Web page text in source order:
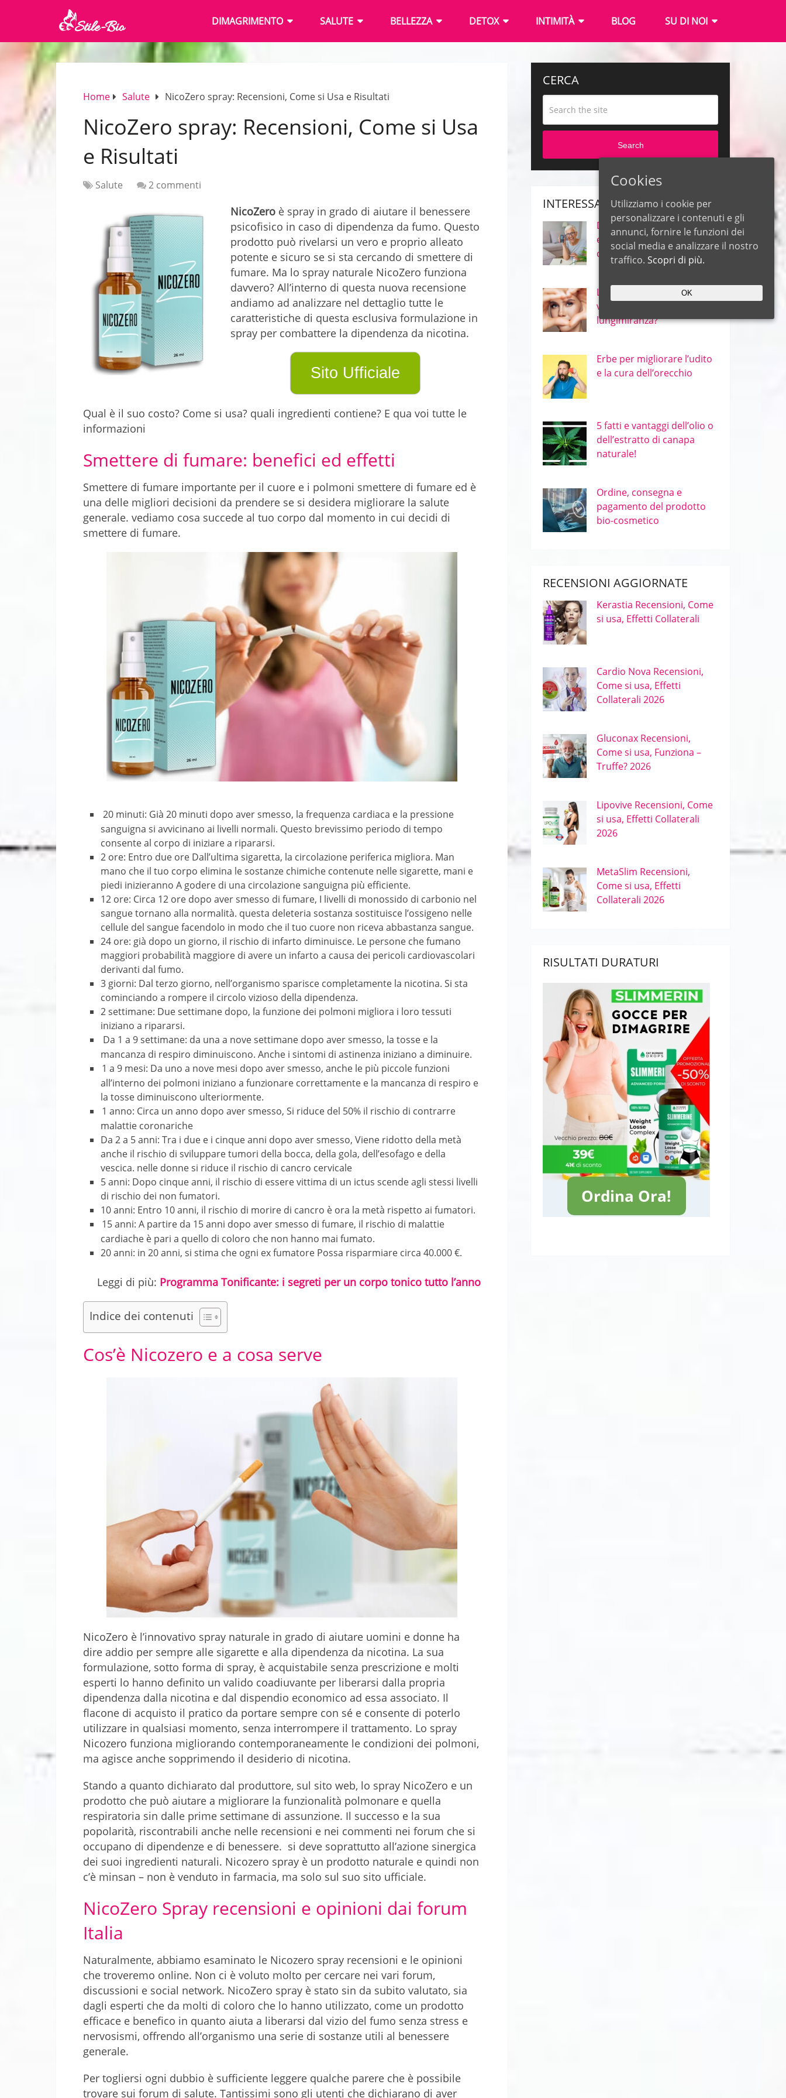
DIMAGRIMENTO SALUTE BELLEZZA DETOX INTIMITÀ BLOG SU DI NOI
Home Salute NicoZero spray: Recensioni, Come si Usa e Risultati
NicoZero spray: Recensioni, Come si Usa
e Risultati
Salute 2 commenti
NicoZeroè spray in grado di aiutare il benessere
psicofisico in caso di dipendenza da fumo. Questo
prodotto può rivelarsi un vero e proprio alleato
potente e sicuro se si sta cercando di smettere di
fumare. Ma lo spray naturale NicoZero funziona
davvero? All’interno di questa nuova recensione
andiamo ad analizzare nel dettaglio tutte le
caratteristiche di questa esclusiva formulazione in
spray per combattere la dipendenza da nicotina.
Sito Ufficiale
Qual è il suo costo? Come si usa? quali ingredienti contiene? E qua voi tutte le
informazioni
Smettere di fumare: benefici ed effetti
Smettere di fumare importante per il cuore e i polmoni smettere di fumare ed è
una delle migliori decisioni da prendere se si desidera migliorare la salute
generale. vediamo cosa succede al tuo corpo dal momento in cui decidi di
smettere di fumare.
20 minuti: Già 20 minuti dopo aver smesso, la frequenza cardiaca e la pressione
sanguigna si avvicinano ai livelli normali. Questo brevissimo periodo di tempo
consente al corpo di iniziare a ripararsi.
2 ore: Entro due ore Dall’ultima sigaretta, la circolazione periferica migliora. Man
mano che il tuo corpo elimina le sostanze chimiche contenute nelle sigarette, mani e
piedi inizieranno A godere di una circolazione sanguigna più efficiente.
12 ore: Circa 12 ore dopo aver smesso di fumare, I livelli di monossido di carbonio nel
sangue tornano alla normalità. questa deleteria sostanza sostituisce l’ossigeno nelle
cellule del sangue facendolo in modo che il tuo cuore non riceva abbastanza sangue.
24 ore: già dopo un giorno, il rischio di infarto diminuisce. Le persone che fumano
maggiori probabilità maggiore di avere un infarto a causa dei pericoli cardiovascolari
derivanti dal fumo.
3 giorni: Dal terzo giorno, nell’organismo sparisce completamente la nicotina. Si sta
cominciando a rompere il circolo vizioso della dipendenza.
2 settimane: Due settimane dopo, la funzione dei polmoni migliora i loro tessuti
iniziano a ripararsi.
Da 1 a 9 settimane: da una a nove settimane dopo aver smesso, la tosse e la
mancanza di respiro diminuiscono. Anche i sintomi di astinenza iniziano a diminuire.
1 a 9 mesi: Da uno a nove mesi dopo aver smesso, anche le più piccole funzioni
all’interno dei polmoni iniziano a funzionare correttamente e la mancanza di respiro e
la tosse diminuiscono ulteriormente.
1 anno: Circa un anno dopo aver smesso, Si riduce del 50% il rischio di contrarre
malattie coronariche
Da 2 a 5 anni: Tra i due e i cinque anni dopo aver smesso, Viene ridotto della metà
anche il rischio di sviluppare tumori della bocca, della gola, dell’esofago e della
vescica. nelle donne si riduce il rischio di cancro cervicale
5 anni: Dopo cinque anni, il rischio di essere vittima di un ictus scende agli stessi livelli
di rischio dei non fumatori.
10 anni: Entro 10 anni, il rischio di morire di cancro è ora la metà rispetto ai fumatori.
15 anni: A partire da 15 anni dopo aver smesso di fumare, il rischio di malattie
cardiache è pari a quello di coloro che non hanno mai fumato.
20 anni: in 20 anni, si stima che ogni ex fumatore Possa risparmiare circa 40.000 €.
Leggi di più: Programma Tonificante: i segreti per un corpo tonico tutto l’anno
Indice dei contenuti
Cos’è Nicozero e a cosa serve
NicoZero è l’innovativo spray naturale in grado di aiutare uomini e donne ha
dire addio per sempre alle sigarette e alla dipendenza da nicotina. La sua
formulazione, sotto forma di spray, è acquistabile senza prescrizione e molti
esperti lo hanno definito un valido coadiuvante per liberarsi dalla propria
dipendenza dalla nicotina e dal dispendio economico ad essa associato. Il
flacone di acquisto il pratico da portare sempre con sé e consente di poterlo
utilizzare in qualsiasi momento, senza interrompere il trattamento. Lo spray
Nicozero funziona migliorando contemporaneamente le condizioni dei polmoni,
ma agisce anche sopprimendo il desiderio di nicotina.
Stando a quanto dichiarato dal produttore, sul sito web, lo spray NicoZero e un
prodotto che può aiutare a migliorare la funzionalità polmonare e quella
respiratoria sin dalle prime settimane di assunzione. Il successo e la sua
popolarità, riscontrabili anche nelle recensioni e nei commenti nei forum che si
occupano di dipendenze e di benessere. si deve soprattutto all’azione sinergica
dei suoi ingredienti naturali. Nicozero spray è un prodotto naturale e quindi non
c’è minsan – non è venduto in farmacia, ma solo sul suo sito ufficiale.
NicoZero Spray recensioni e opinioni dai forum
Italia
Naturalmente, abbiamo esaminato le Nicozero spray recensioni e le opinioni
che troveremo online. Non ci è voluto molto per cercare nei vari forum,
discussioni e social network. NicoZero spray è stato sin da subito valutato, sia
dagli esperti che da molti di coloro che lo hanno utilizzato, come un prodotto
efficace e benefico in quanto aiuta a liberarsi dal vizio del fumo senza stress e
nervosismi, offrendo all’organismo una serie di sostanze utili al benessere
generale.
Per togliersi ogni dubbio è sufficiente leggere qualche parere che è possibile
trovare sui forum di salute. Tantissimi sono gli utenti che dichiarano di aver
CERCA
Search
INTERESSANTE
Diabete – Quali sono le
erbe più efficaci per il
controllo della glicemia?
Le migliori erbe per occhi e
vista – miopia e
lungimiranza?
Erbe per migliorare l’udito
e la cura dell’orecchio
5 fatti e vantaggi dell’olio o
dell’estratto di canapa
naturale!
Ordine, consegna e
pagamento del prodotto
bio-cosmetico
RECENSIONI AGGIORNATE
Kerastia Recensioni, Come
si usa, Effetti Collaterali
Cardio Nova Recensioni,
Come si usa, Effetti
Collaterali 2026
Gluconax Recensioni,
Come si usa, Funziona –
Truffe? 2026
Lipovive Recensioni, Come
si usa, Effetti Collaterali
2026
MetaSlim Recensioni,
Come si usa, Effetti
Collaterali 2026
RISULTATI DURATURI
Cookies
Utilizziamo i cookie per
personalizzare i contenuti e gli
annunci, fornire le funzioni dei
social media e analizzare il nostro
traffico. Scopri di più.
OK